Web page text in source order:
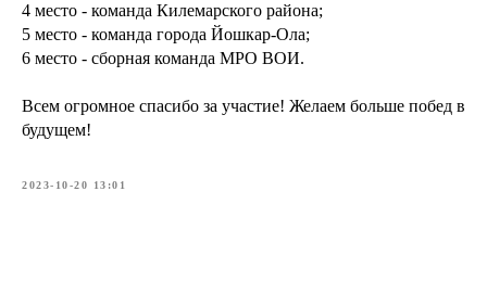
4 место - команда Килемарского района;
5 место - команда города Йошкар-Ола;
6 место - сборная команда МРО ВОИ.
Всем огромное спасибо за участие! Желаем больше побед в
будущем!
2023-10-20 13:01